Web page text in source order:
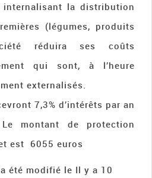
internalisant la distribution
(légumes, produits
réduira ses coûts
qui sont, à l’heure
externalisés.
7,3% d’intérêts par an
montant de protection
est 6055 euros
été modifié le Il y a 10